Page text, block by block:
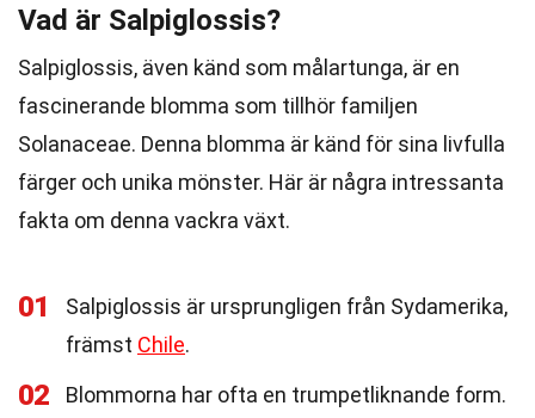
Vad är Salpiglossis?
Salpiglossis, även känd som målartunga, är en
fascinerande blomma som tillhör familjen
Solanaceae. Denna blomma är känd för sina livfulla
färger och unika mönster. Här är några intressanta
fakta om denna vackra växt.
01
Salpiglossis är ursprungligen från Sydamerika,
främst Chile.
02 Blommorna har ofta en trumpetliknande form.